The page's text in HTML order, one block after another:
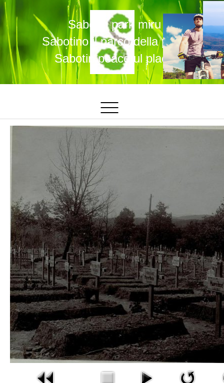
Sabotin park miru
Sabotino il parco della pace
Sabotin peaceful place